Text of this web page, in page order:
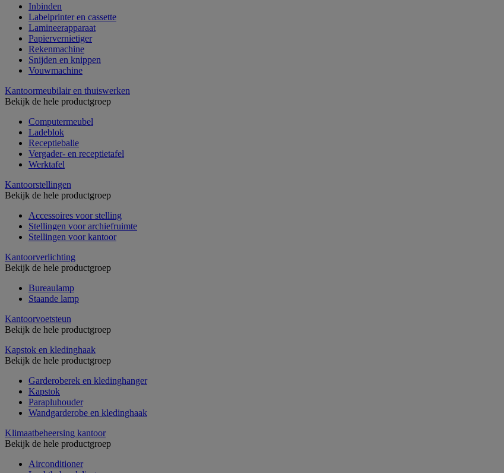
Inbinden
Labelprinter en cassette
Lamineerapparaat
Papiervernietiger
Rekenmachine
Snijden en knippen
Vouwmachine
Kantoormeubilair en thuiswerken
Bekijk de hele productgroep
Computermeubel
Ladeblok
Receptiebalie
Vergader- en receptietafel
Werktafel
Kantoorstellingen
Bekijk de hele productgroep
Accessoires voor stelling
Stellingen voor archiefruimte
Stellingen voor kantoor
Kantoorverlichting
Bekijk de hele productgroep
Bureaulamp
Staande lamp
Kantoorvoetsteun
Bekijk de hele productgroep
Kapstok en kledinghaak
Bekijk de hele productgroep
Garderoberek en kledinghanger
Kapstok
Parapluhouder
Wandgarderobe en kledinghaak
Klimaatbeheersing kantoor
Bekijk de hele productgroep
Airconditioner